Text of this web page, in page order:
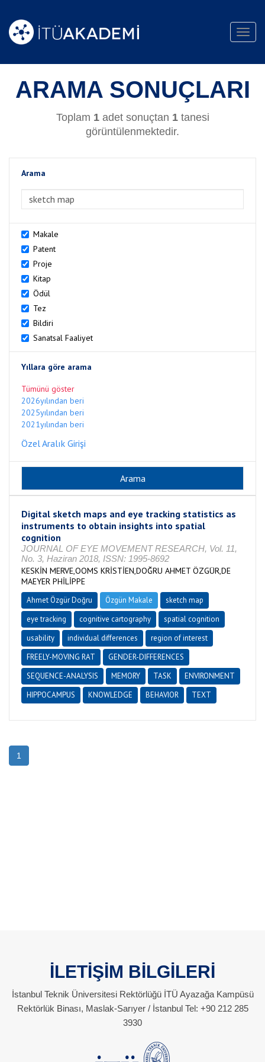
ARAMA SONUÇLARI
Toplam 1adet sonuçtan 1tanesi
görüntülenmektedir.
Arama
Makale
Patent
Proje
Kitap
Ödül
Tez
Bildiri
Sanatsal Faaliyet
Yıllara göre arama
Tümünü göster
2026yılından beri
2025yılından beri
2021yılından beri
Özel Aralık Girişi
Digital sketch maps and eye tracking statistics as
instruments to obtain insights into spatial
cognition
JOURNAL OF EYE MOVEMENT RESEARCH, Vol. 11,
No. 3, Haziran 2018, ISSN: 1995-8692
KESKİN MERVE,OOMS KRİSTİEN,DOĞRU AHMET ÖZGÜR,DE
MAEYER PHİLİPPE
Ahmet Özgür Doğru Özgün Makale
sketch map
eye tracking
cognitive cartography
spatial cognition
usability
individual differences
region of interest
FREELY-MOVING RAT
GENDER-DIFFERENCES
SEQUENCE-ANALYSIS
MEMORY TASK
ENVIRONMENT
HIPPOCAMPUS
KNOWLEDGE BEHAVIOR TEXT
1
İLETİŞİM BİLGİLERİ
İstanbul Teknik Üniversitesi Rektörlüğü İTÜ Ayazağa Kampüsü
Rektörlük Binası, Maslak-Sarıyer / İstanbul Tel: +90 212 285
3930